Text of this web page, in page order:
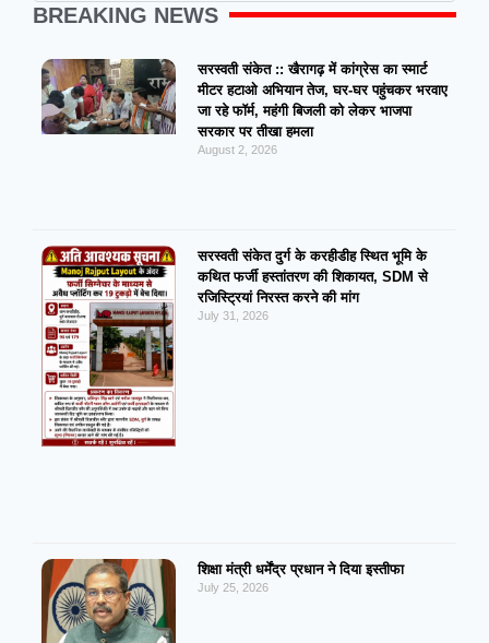
BREAKING NEWS
सरस्वती संकेत :: खैरागढ़ में कांग्रेस का स्मार्ट
मीटर हटाओ अभियान तेज, घर-घर पहुंचकर भरवाए
जा रहे फॉर्म, महंगी बिजली को लेकर भाजपा
सरकार पर तीखा हमला
August 2, 2026
सरस्वती संकेत दुर्ग के करहीडीह स्थित भूमि के
कथित फर्जी हस्तांतरण की शिकायत, SDM से
रजिस्ट्रियां निरस्त करने की मांग
July 31, 2026
शिक्षा मंत्री धर्मेंद्र प्रधान ने दिया इस्तीफा
July 25, 2026